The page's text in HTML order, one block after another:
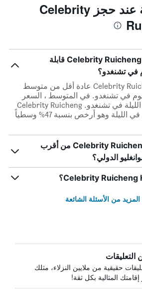
الأسئلة الشائعة عند حجز Celebrity
هل الأسعار في Celebrity Ruicheng Hotel قابلة
يكون سعر Celebrity Ruicheng Hotel عادة أقل من متوسط ​​
فندق مصنف 4 نجوم في تشنغدو. في المتوسط ، السعر
المتوقع هو 208 ﷼ في الليلة في تشنغدو. Celebrity Ruicheng
Hotel سيعطيك 111 ﷼ في الليلة وهو أرخص بنسبة 47% وسطياً
ما مدى قرب Celebrity Ruicheng Hotel من أقرب
الدولي؟
من الأسئلة الشائعة
التعليقات
حقيقية من ملايين النزلاء، مثلك
المثالية بكل ثقة!